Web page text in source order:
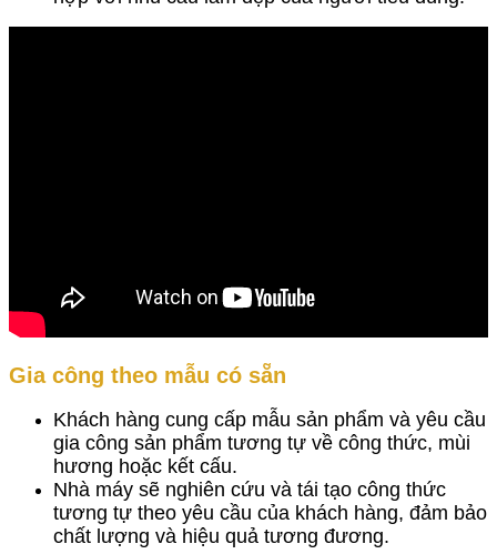
Gia công theo mẫu có sẵn
Khách hàng cung cấp mẫu sản phẩm và yêu cầu
gia công sản phẩm tương tự về công thức, mùi
hương hoặc kết cấu.
Nhà máy sẽ nghiên cứu và tái tạo công thức
tương tự theo yêu cầu của khách hàng, đảm bảo
chất lượng và hiệu quả tương đương.